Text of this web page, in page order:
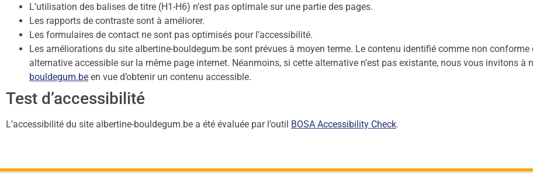
L’utilisation des balises de titre (H1-H6) n’est pas optimale sur une partie des pages.
Les rapports de contraste sont à améliorer.
Les formulaires de contact ne sont pas optimisés pour l’accessibilité.
Les améliorations du site albertine-bouldegum.be sont prévues à moyen terme. Le contenu identifié comme non conforme
alternative accessible sur la même page internet. Néanmoins, si cette alternative n’est pas existante, nous vous invitons à
bouldegum.be en vue d’obtenir un contenu accessible.
Test d’accessibilité
L’accessibilité du site albertine-bouldegum.be a été évaluée par l’outil BOSA Accessibility Check.